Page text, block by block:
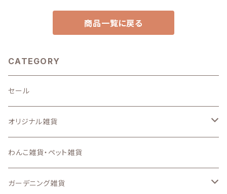
商品一覧に戻る
CATEGORY
セール
オリジナル雑貨
キーホルダー
ステンシルシート
わんこ雑貨・ペット雑貨
ガーデニング雑貨